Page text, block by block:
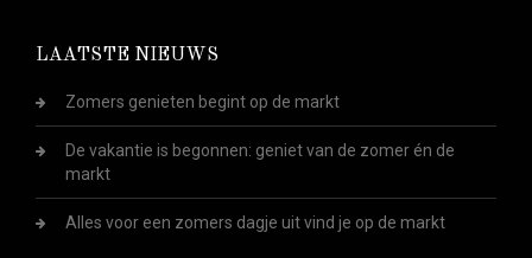
LAATSTE NIEUWS
Zomers genieten begint op de markt
De vakantie is begonnen: geniet van de zomer én de
markt
Alles voor een zomers dagje uit vind je op de markt